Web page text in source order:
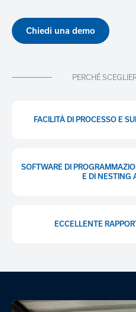
Chiedi una demo
PERCHÉ
FACILITÀ DI PROCESSO E
SOFTWARE DI
E DI NESTING
ECCELLENTE